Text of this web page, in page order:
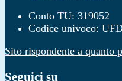
Conto TU: 319052
Codice univoco:
Sito rispondente a quanto
Seguici su